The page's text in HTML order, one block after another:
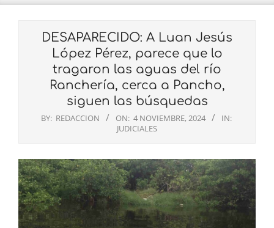
DESAPARECIDO: A Luan Jesús
López Pérez, parece que lo
tragaron las aguas del río
Ranchería, cerca a Pancho,
siguen las búsquedas
BY: REDACCION ON: 4 NOVIEMBRE, 2024
IN:
JUDICIALES